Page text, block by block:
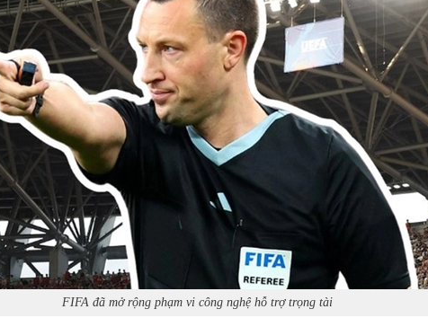
FIFA đã mở rộng phạm vi công nghệ hỗ trợ trọng tài